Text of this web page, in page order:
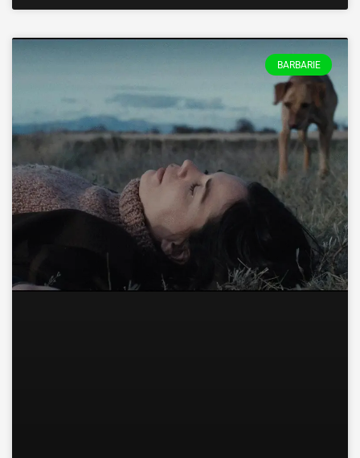
BARBARIE